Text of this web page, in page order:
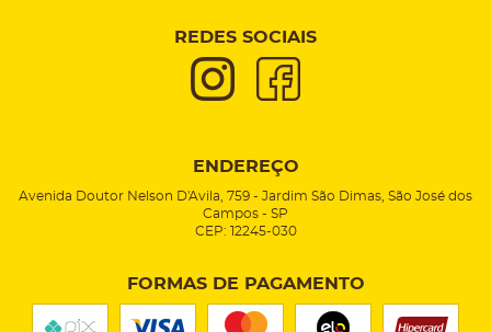
REDES SOCIAIS
ENDEREÇO
Avenida Doutor Nelson D'Avila, 759 - Jardim São Dimas, São José dos
Campos - SP
CEP: 12245-030
FORMAS DE PAGAMENTO